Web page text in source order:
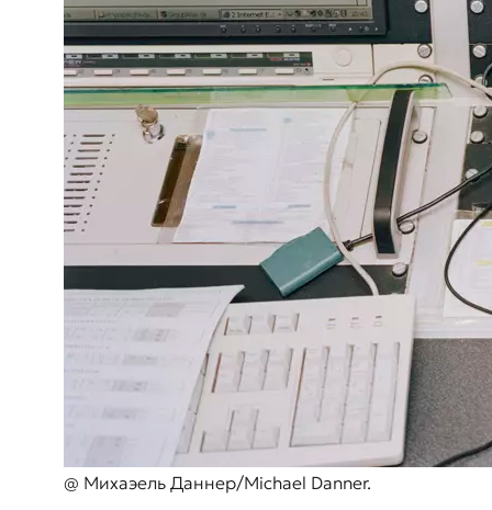
@ Михаэель Даннер/Michael Danner.